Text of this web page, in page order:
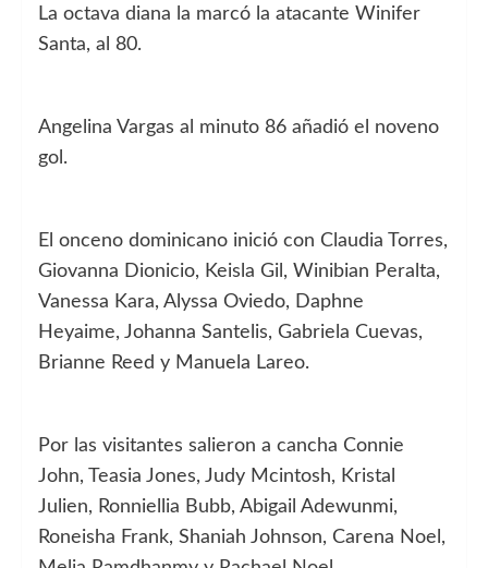
La octava diana la marcó la atacante Winifer
Santa, al 80.
Angelina Vargas al minuto 86 añadió el noveno
gol.
El onceno dominicano inició con Claudia Torres,
Giovanna Dionicio, Keisla Gil, Winibian Peralta,
Vanessa Kara, Alyssa Oviedo, Daphne
Heyaime, Johanna Santelis, Gabriela Cuevas,
Brianne Reed y Manuela Lareo.
Por las visitantes salieron a cancha Connie
John, Teasia Jones, Judy Mcintosh, Kristal
Julien, Ronniellia Bubb, Abigail Adewunmi,
Roneisha Frank, Shaniah Johnson, Carena Noel,